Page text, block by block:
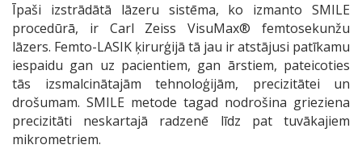
Īpaši izstrādātā lāzeru sistēma, ko izmanto SMILE
procedūrā, ir Carl Zeiss VisuMax® femtosekunžu
lāzers. Femto-LASIK ķirurģijā tā jau ir atstājusi patīkamu
iespaidu gan uz pacientiem, gan ārstiem, pateicoties
tās izsmalcinātajām tehnoloģijām, precizitātei un
drošumam. SMILE metode tagad nodrošina grieziena
precizitāti neskartajā radzenē līdz pat tuvākajiem
mikrometriem.